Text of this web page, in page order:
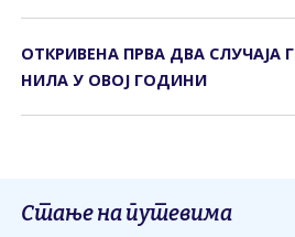
ОТКРИВЕНА ПРВА ДВА СЛУЧАЈА
НИЛА У ОВОЈ ГОДИНИ
Стање на путевима